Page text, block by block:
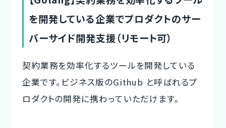
を開発している企業でプロダクトのサー
バーサイド開発支援（リモート可）
契約業務を効率化するツールを開発している
企業です。ビジネス版のGithub と呼ばれるプ
ロダクトの開発に携わっていただけます。